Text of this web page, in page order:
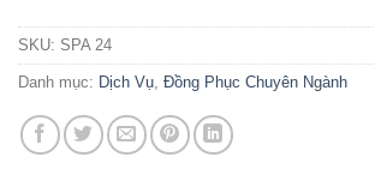
SKU: SPA 24
Danh mục: Dịch Vụ Đồng Phục Chuyên Ngành